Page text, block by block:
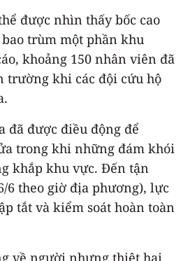
được nhìn thấy bốc cao
bao trùm một phần khu
khoảng 150 nhân viên đã
trường khi các đội cứu hộ
đã được điều động để
trong khi những đám khói
khắp khu vực. Đến tận
6 theo giờ địa phương), lực
tắt và kiểm soát hoàn toàn
về người nhưng thiệt hại